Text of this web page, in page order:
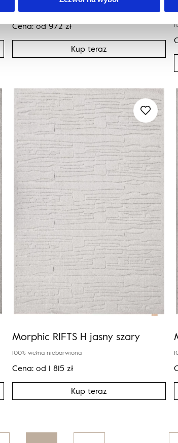
100% wełna niebarwiona
Cena: od972zł
Kup teraz
Morphic RIFTS H jasny szary
100% wełna niebarwiona
Cena: od 1 815 zł
Kup teraz